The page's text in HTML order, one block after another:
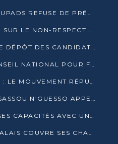
PRÉSIDENTIELLE 2026 : L’UPADS REFUSE DE PRÉSENTER UN CANDIDAT ET DÉNONCE UN PROCESSUS NON CRÉDIBLE
FÉLIX TSHISEKEDI ALERTE SUR LE NON-RESPECT DES ENGAGEMENTS DE PAIX APRÈS SA RENCONTRE AVEC D. SASSOU-NGUESSO
PRÉSIDENTIELLE 2026 : LE DÉPÔT DES CANDIDATURES OUVERT DU 29 JANVIER AU 12 FÉVRIER
L’UPADS RÉUNIT SON CONSEIL NATIONAL POUR FIXER SA LIGNE POLITIQUE À DEUX MOIS DE LA PRÉSIDENTIELLE
PRÉSIDENTIELLE DE 2026 : LE MOUVEMENT RÉPUBLICAIN DÉNONCE UNE CONVOCATION ÉLECTORALE « OPAQUE ET PRÉCIPITÉE »
SOMMET DE LA CEMAC : SASSOU N’GUESSO APPELLE À LA VIGILANCE FACE AUX RISQUES ÉCONOMIQUES
AGL CONGO RENFORCE SES CAPACITÉS AVEC UNE GRUE DE 250 TONNES
CAN 2025 : L’ÉTAT SÉNÉGALAIS COUVRE SES CHAMPIONS D’AFRIQUE DE RÉCOMPENSES EXCEPTIONNELLES